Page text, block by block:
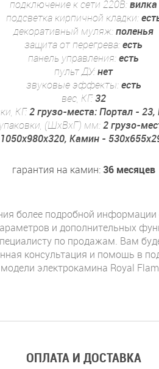
подключение к сети 220В:вилка
подсветка кирпичной кладки:
декоративный муляж:поленья
защита от перегрева:есть
панель управления:есть
пульт ДУ:нет
звуковые эффекты:есть
вес, КГ:32
КГ:2 грузо-места: Портал -
(ШхВхГ) мм:2 грузо-
1050x980x320, Камин -
гарантия на камин:36 месяцев
более подробной информации
и дополнительных
по продажам. Вам
консультация и помощь в
модели электрокамина Royal
ОПЛАТА И ДОСТАВКА